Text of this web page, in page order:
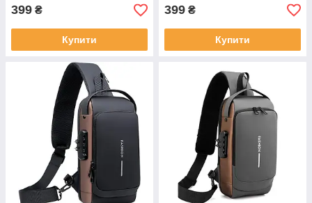
399 ₴
Купити
399 ₴
Купити